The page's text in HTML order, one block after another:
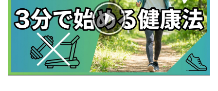
母乳育児
予防接種
その他の診療内容